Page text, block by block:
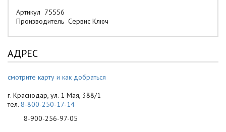
Артикул 75556
Производитель Сервис Ключ
АДРЕС
смотрите карту и как добраться
г. Краснодар, ул. 1 Мая, 388/1
тел. 8-800-250-17-14
8-900-256-97-05